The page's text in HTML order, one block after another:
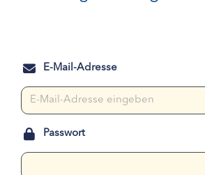
E-Mail-Adresse
Passwort